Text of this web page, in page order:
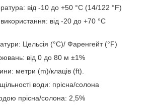
від -10 до +50 °C (14/122 °F)
від -20 до +70 °C
Цельсія (°C)/ Фаренгейт (°F)
від 0 до 80 м ±1%
метри (m)/клаців (ft).
води: прісна/солона
прісна/солона: 2,5%